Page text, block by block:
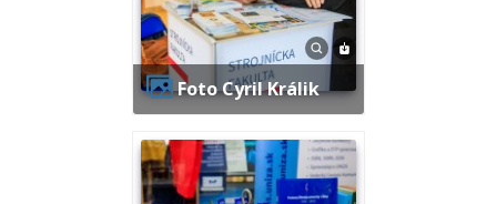
Foto Cyril Králik